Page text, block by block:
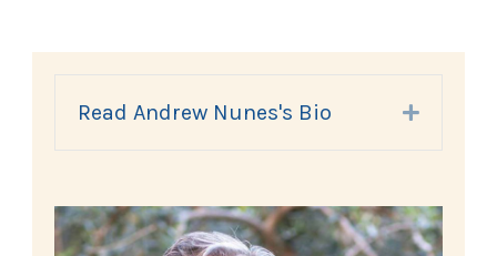
Read Andrew Nunes's Bio Expand